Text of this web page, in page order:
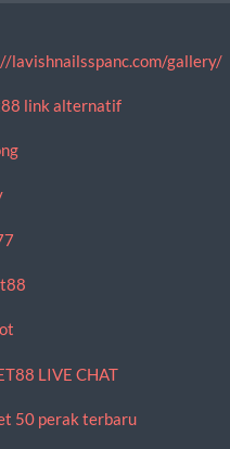
lavishnailsspanc.com/gallery/
link alternatif
LIVE CHAT
50 perak terbaru